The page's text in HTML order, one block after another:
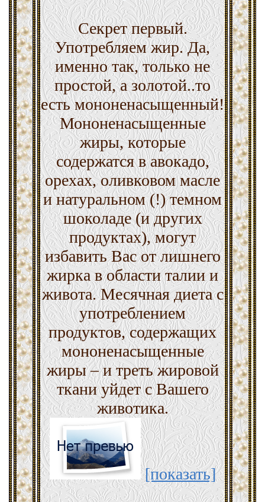
Секрет первый.
Употребляем жир. Да,
именно так, только не
простой, а золотой..то
есть мононенасыщенный!
Мононенасыщенные
жиры, которые
содержатся в авокадо,
орехах, оливковом масле
и натуральном (!) темном
шоколаде (и других
продуктах), могут
избавить Вас от лишнего
жирка в области талии и
живота. Месячная диета с
употреблением
продуктов, содержащих
мононенасыщенные
жиры – и треть жировой
ткани уйдет с Вашего
животика.
[показать]